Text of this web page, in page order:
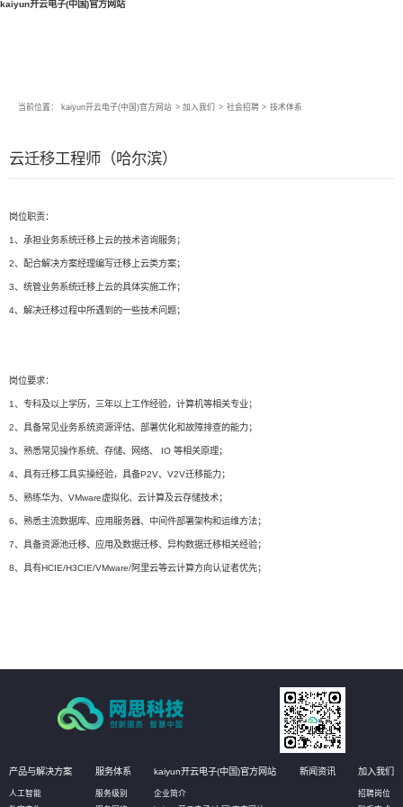
kaiyun开云电子(中国)官方网站
当前位置： kaiyun开云电子(中国)官方网站 > 加入我们 > 社会招聘 > 技术体系
云迁移工程师（哈尔滨）
岗位职责：
1、承担业务系统迁移上云的技术咨询服务；
2、配合解决方案经理编写迁移上云类方案；
3、统管业务系统迁移上云的具体实施工作；
4、解决迁移过程中所遇到的一些技术问题；
岗位要求：
1、专科及以上学历，三年以上工作经验，计算机等相关专业；
2、具备常见业务系统资源评估、部署优化和故障排查的能力；
3、熟悉常见操作系统、存储、网络、 IO 等相关原理；
4、具有迁移工具实操经验，具备P2V、V2V迁移能力；
5、熟练华为、VMware虚拟化、云计算及云存储技术；
6、熟悉主流数据库、应用服务器、中间件部署架构和运维方法；
7、具备资源池迁移、应用及数据迁移、异构数据迁移相关经验；
8、具有HCIE/H3CIE/VMware/阿里云等云计算方向认证者优先；
产品与解决方案
人工智能
服务体系
服务级别
kaiyun开云电子(中国)官方网站
企业简介
新闻资讯 加入我们
招聘岗位